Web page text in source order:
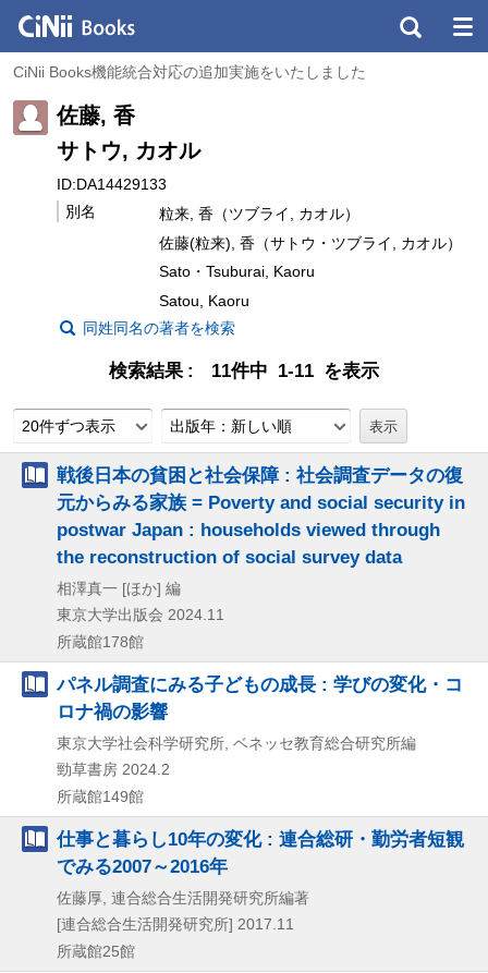
CiNii Books機能統合対応の追加実施をいたしました
佐藤, 香
サトウ, カオル
ID:DA14429133
別名
粒来, 香（ツブライ, カオル）
佐藤(粒来), 香（サトウ・ツブライ, カオル）
Sato・Tsuburai, Kaoru
Satou, Kaoru
同姓同名の著者を検索
検索結果 11件中 1-11 を表示
20件ずつ表示 出版年：新しい順
戦後日本の貧困と社会保障 : 社会調査データの復
元からみる家族 = Poverty and social security in
postwar Japan : households viewed through
the reconstruction of social survey data
相澤真一 [ほか] 編
東京大学出版会 2024.11
所蔵館178館
パネル調査にみる子どもの成長 : 学びの変化・コ
ロナ禍の影響
東京大学社会科学研究所, ベネッセ教育総合研究所編
勁草書房 2024.2
所蔵館149館
仕事と暮らし10年の変化 : 連合総研・勤労者短観
でみる2007～2016年
佐藤厚, 連合総合生活開発研究所編著
[連合総合生活開発研究所] 2017.11
所蔵館25館